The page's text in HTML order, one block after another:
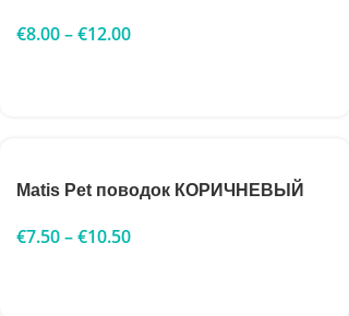
€8.00–€12.00
Matis Pet поводок КОРИЧНЕВЫЙ
€7.50–€10.50